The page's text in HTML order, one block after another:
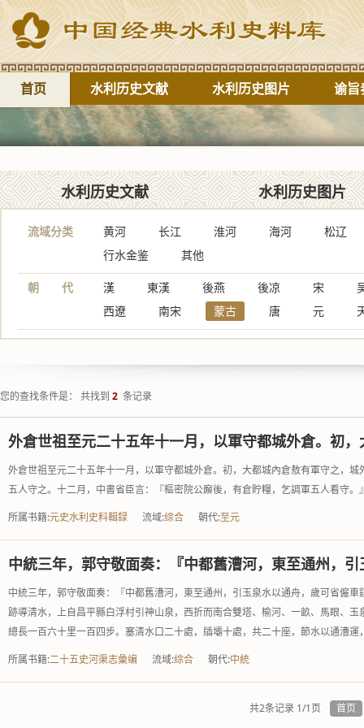
首页 水利历史文献 水利历史图片 谕旨
水利历史文献 水利历史图片
流域分类 黄河 长江 淮河 海河
松辽
行水金鉴
其他
朝 代 漢 東漢 後燕 後凉 宋
西遼
南宋 蒙古 唐 元
您的查找条件是： 共找到 2 条记录
外倉世祖至元二十五年十一月，以軍守都城外倉。初
外倉世祖至元二十五年十一月，以軍守都城外倉。初，大都城內倉敖有軍守之，
五人守之。十二月，中書省臣言：『樞密院公廨後，有倉貯糧，乞調軍五人看守。
所属书籍:元史水利史料輯録 流域:综合 朝代:至元
中統三年，郭守敬面奏：『中都舊漕河，東至通州，
中統三年，郭守敬面奏：『中都舊漕河，東至通州，引玉泉水以通舟，歲可省僱
跡導清水，上自昌平縣白浮村引神山泉，西折而南合雙塔、榆河、一畝、馬眼、
總長一百六十里一百四步。塞清水口二十處，牐壩十處，共二十座，節水以通漕運
所属书籍:二十五史河渠志彙编 流域:综合 朝代:中統
共2条记录 1/1页 首页